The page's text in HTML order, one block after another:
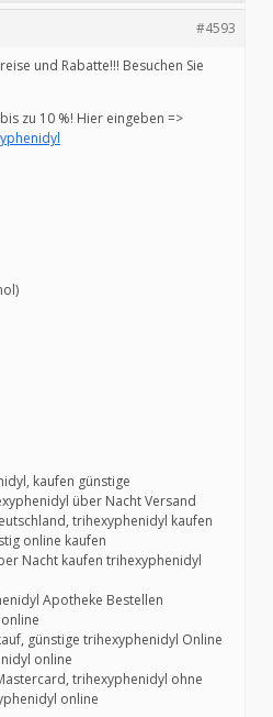
#4593
und Rabatte!!! Besuchen Sie
zu 10 %! Hier eingeben =>
kaufen günstige
über Nacht Versand
trihexyphenidyl kaufen
online kaufen
Nacht kaufen trihexyphenidyl
Apotheke Bestellen
günstige trihexyphenidyl Online
online
trihexyphenidyl ohne
online